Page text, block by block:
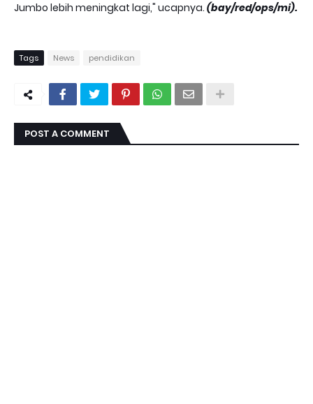
Jumbo lebih meningkat lagi," ucapnya. (bay/red/ops/mi).
Tags News pendidikan
POST A COMMENT